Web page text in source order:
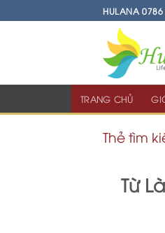
to
HULANA
TRANG CHỦ
Thẻ tìm
Từ